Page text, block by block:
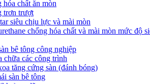
hóa chất ăn mòn
trơn trượt
siêu chịu lực và mài mòn
chống hóa chất và mài mòn mức độ
bê tông công nghiệp
chữa các công trình
tăng cứng sàn (đánh bóng)
sàn bê tông